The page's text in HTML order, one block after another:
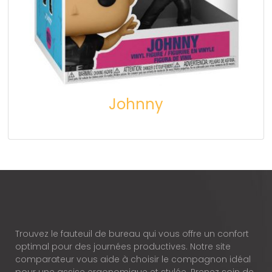
Johnny
Trouvez le fauteuil de bureau qui vous offre un confort
optimal pour des journées productives. Notre site
comparateur vous aide à choisir le compagnon idéal